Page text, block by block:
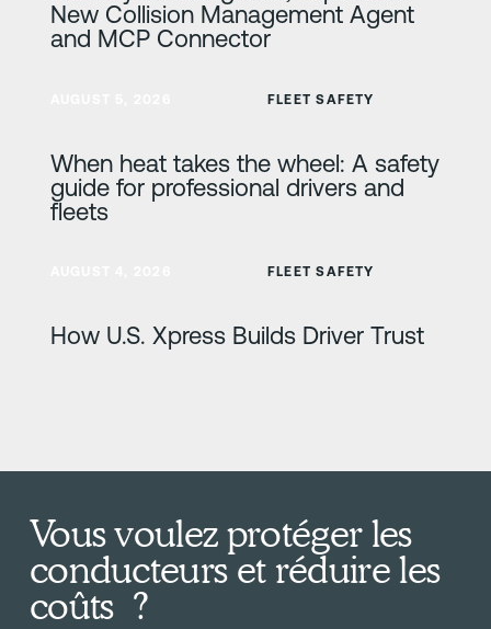
New Collision Management Agent
and MCP Connector
FLEET SAFETY
When heat takes the wheel: A safety
guide for professional drivers and
fleets
FLEET SAFETY
How U.S. Xpress Builds Driver Trust
Vous voulez protéger les
conducteurs et réduire les
coûts ?